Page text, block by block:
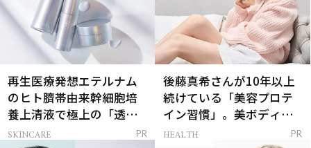
再生医療発想エテルナム
のヒト臍帯由来幹細胞培
養上清液で極上の「透明
感ハリ肌」へ
SKINCARE PR
後藤真希さんが10年以上
続けている「美容プロテ
イン習慣」。美ボディを
支える朝ルーティンと
HEALTH PR